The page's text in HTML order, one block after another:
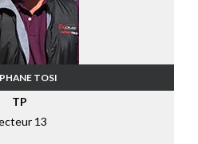
TOSI
TP
13